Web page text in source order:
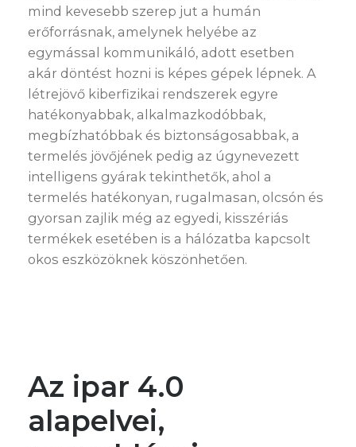
mind kevesebb szerep jut a humán
erőforrásnak, amelynek helyébe az
egymással kommunikáló, adott esetben
akár döntést hozni is képes gépek lépnek. A
létrejövő kiberfizikai rendszerek egyre
hatékonyabbak, alkalmazkodóbbak,
megbízhatóbbak és biztonságosabbak, a
termelés jövőjének pedig az úgynevezett
intelligens gyárak tekinthetők, ahol a
termelés hatékonyan, rugalmasan, olcsón és
gyorsan zajlik még az egyedi, kisszériás
termékek esetében is a hálózatba kapcsolt
okos eszközöknek köszönhetően.
Az ipar 4.0
alapelvei,